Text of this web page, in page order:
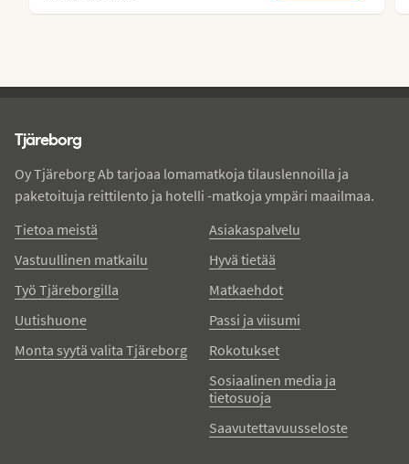
Tjäreborg
Oy Tjäreborg Ab tarjoaa lomamatkoja tilauslennoilla ja
paketoituja reittilento ja hotelli -matkoja ympäri maailmaa.
Tietoa meistä
Vastuullinen matkailu
Työ Tjäreborgilla
Uutishuone
Monta syytä valita Tjäreborg
Asiakaspalvelu
Hyvä tietää
Matkaehdot
Passi ja viisumi
Rokotukset
Sosiaalinen media ja
tietosuoja
Saavutettavuusseloste